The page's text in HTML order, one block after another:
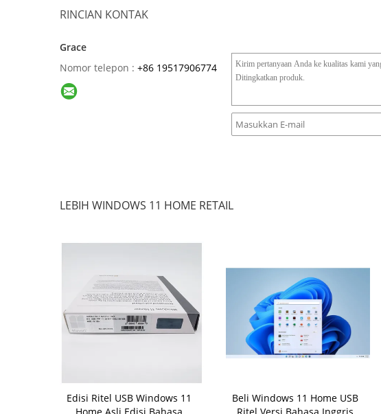
RINCIAN KONTAK
Grace
Nomor telepon : +86 19517906774
LEBIH WINDOWS 11 HOME RETAIL
Edisi Ritel USB Windows 11
Beli Windows 11 Home USB